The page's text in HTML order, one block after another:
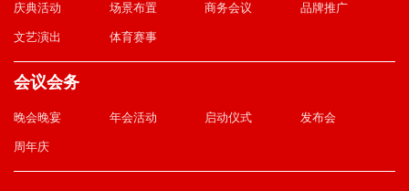
庆典活动 场景布置 商务会议 品牌推广
文艺演出 体育赛事
会议会务
晚会晚宴 年会活动 启动仪式 发布会
周年庆